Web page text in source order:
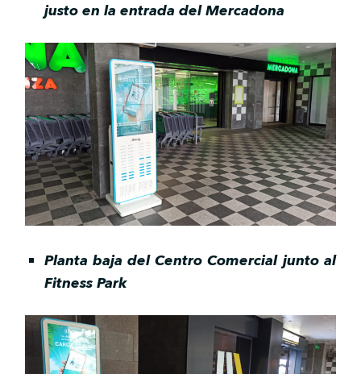
justo en la entrada del Mercadona
Planta baja del Centro Comercial junto al
Fitness Park